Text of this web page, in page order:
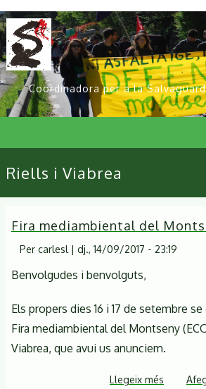
Vés
al
contingut
Coordinadora per a la
User
Primary
links
Riells i Viabrea
Fira mediambiental del
Per carlesl | dj., 14/09/2017 - 23:19
Benvolgudes i benvolguts,
Els propers dies 16 i 17 de setembre
Fira mediambiental del Montseny
Viabrea, que avui us anunciem.
Llegeix més sobre